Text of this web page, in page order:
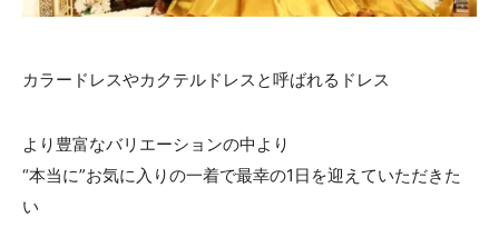
平日 11:00-19:00（火曜定休） / 土日 10:00-19:00
カラードレスやカクテルドレスと呼ばれるドレス
より豊富なバリエーションの中より
“本当に”お気に入りの一着で最幸の1日を迎えていただきた
い